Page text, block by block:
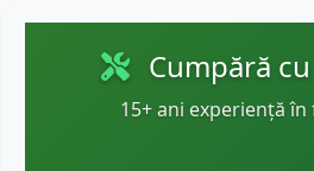
Cumpără
15+ ani experiență